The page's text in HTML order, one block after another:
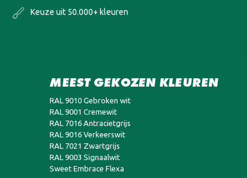
Keuze uit 50.000+ kleuren
MEEST GEKOZEN KLEUREN
RAL 9010 Gebroken wit
RAL 9001 Cremewit
RAL 7016 Antracietgrijs
RAL 9016 Verkeerswit
RAL 7021 Zwartgrijs
RAL 9003 Signaalwit
Sweet Embrace Flexa